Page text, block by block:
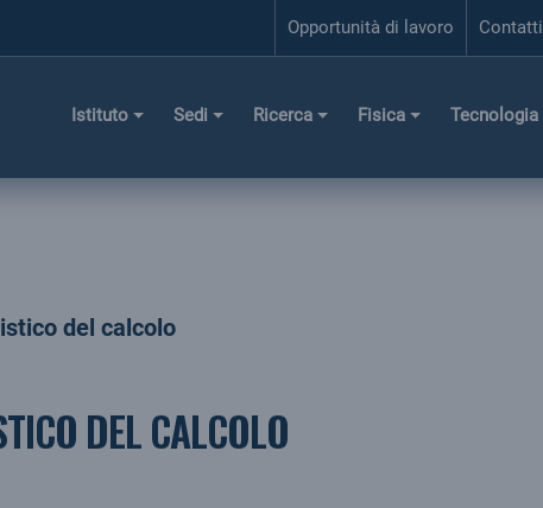
Opportunità di lavoro Contatti
Istituto Sedi Ricerca Fisica Tecnologia
del calcolo
DEL CALCOLO